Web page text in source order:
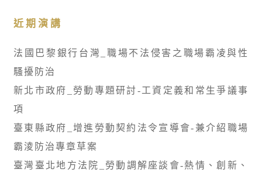
近期演講
法國巴黎銀行台灣_職場不法侵害之職場霸凌與性
騷擾防治
新北市政府_勞動專題研討-工資定義和常生爭議事
項
臺東縣政府_增進勞動契約法令宣導會-兼介紹職場
霸淩防治專章草案
臺灣臺北地方法院_勞動調解座談會-熱情、創新、